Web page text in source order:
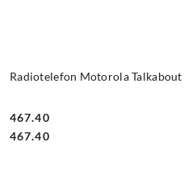
Radiotelefon Motorola
Cena:
467.40
Cena:
467.40